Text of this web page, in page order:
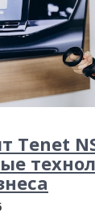
Tenet